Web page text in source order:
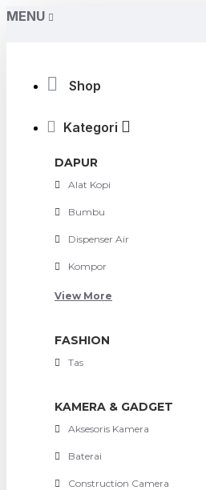
MENU
Shop
Kategori
DAPUR
Alat Kopi
Bumbu
Dispenser Air
Kompor
View More
FASHION
Tas
KAMERA & GADGET
Aksesoris Kamera
Baterai
Construction Camera